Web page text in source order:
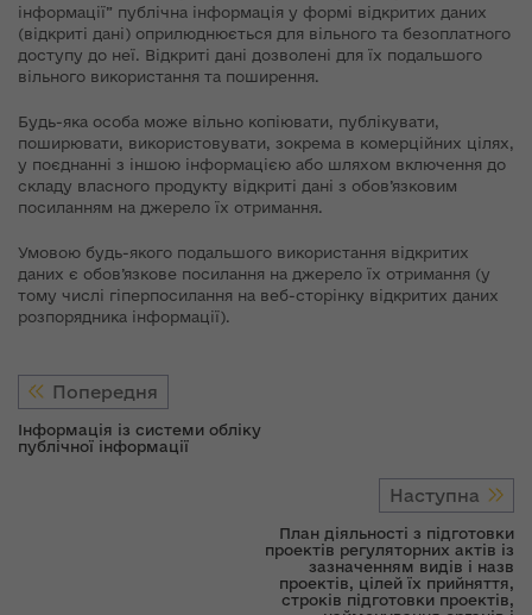
інформації” публічна інформація у формі відкритих даних
(відкриті дані) оприлюднюється для вільного та безоплатного
доступу до неї. Відкриті дані дозволені для їх подальшого
вільного використання та поширення.
Будь-яка особа може вільно копіювати, публікувати,
поширювати, використовувати, зокрема в комерційних цілях,
у поєднанні з іншою інформацією або шляхом включення до
складу власного продукту відкриті дані з обов’язковим
посиланням на джерело їх отримання.
Умовою будь-якого подальшого використання відкритих
даних є обов’язкове посилання на джерело їх отримання (у
тому числі гіперпосилання на веб-сторінку відкритих даних
розпорядника інформації).
Попередня
Інформація із системи обліку
публічної інформації
Наступна
План діяльності з підготовки
проектів регуляторних актів із
зазначенням видів і назв
проектів, цілей їх прийняття,
строків підготовки проектів,